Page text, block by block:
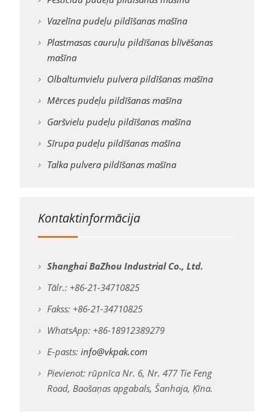
Vazelīna pudeļu pildīšanas mašīna
Plastmasas cauruļu pildīšanas blīvēšanas
mašīna
Olbaltumvielu pulvera pildīšanas mašīna
Mērces pudeļu pildīšanas mašīna
Garšvielu pudeļu pildīšanas mašīna
Sīrupa pudeļu pildīšanas mašīna
Talka pulvera pildīšanas mašīna
Kontaktinformācija
Shanghai BaZhou Industrial Co., Ltd.
Tālr.: +86-21-34710825
Fakss: +86-21-34710825
WhatsApp: +86-18912389279
E-pasts: info@vkpak.com
Pievienot: rūpnīca Nr. 6, Nr. 477 Tie Feng
Road, Baošaņas apgabals, Šanhaja, Ķīna.